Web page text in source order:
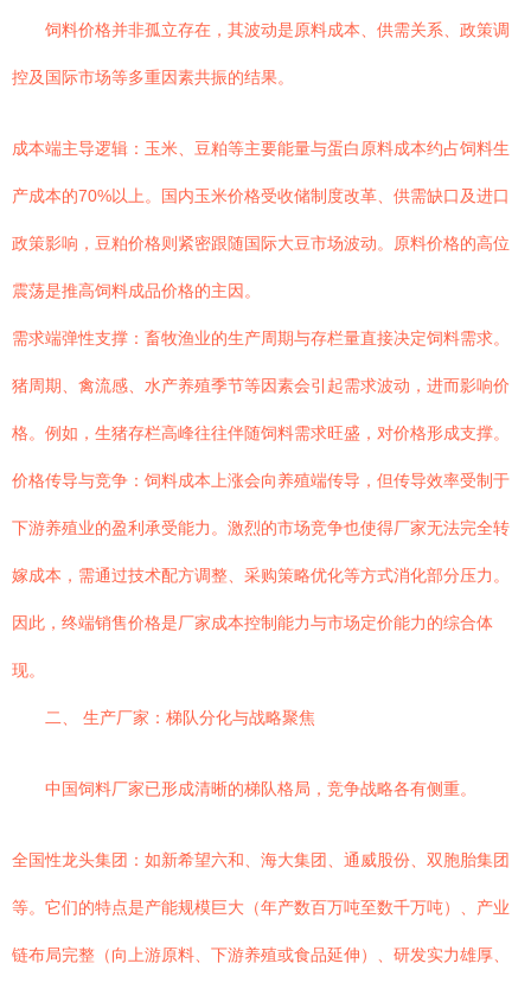
饲料价格并非孤立存在，其波动是原料成本、供需关系、政策调
控及国际市场等多重因素共振的结果。
成本端主导逻辑：玉米、豆粕等主要能量与蛋白原料成本约占饲料生
产成本的70%以上。国内玉米价格受收储制度改革、供需缺口及进口
政策影响，豆粕价格则紧密跟随国际大豆市场波动。原料价格的高位
震荡是推高饲料成品价格的主因。
需求端弹性支撑：畜牧渔业的生产周期与存栏量直接决定饲料需求。
猪周期、禽流感、水产养殖季节等因素会引起需求波动，进而影响价
格。例如，生猪存栏高峰往往伴随饲料需求旺盛，对价格形成支撑。
价格传导与竞争：饲料成本上涨会向养殖端传导，但传导效率受制于
下游养殖业的盈利承受能力。激烈的市场竞争也使得厂家无法完全转
嫁成本，需通过技术配方调整、采购策略优化等方式消化部分压力。
因此，终端销售价格是厂家成本控制能力与市场定价能力的综合体
现。
二、 生产厂家：梯队分化与战略聚焦
中国饲料厂家已形成清晰的梯队格局，竞争战略各有侧重。
全国性龙头集团：如新希望六和、海大集团、通威股份、双胞胎集团
等。它们的特点是产能规模巨大（年产数百万吨至数千万吨）、产业
链布局完整（向上游原料、下游养殖或食品延伸）、研发实力雄厚、